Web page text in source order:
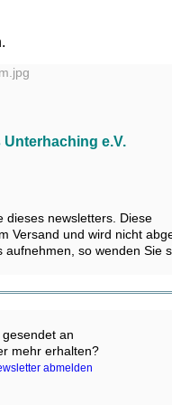
Unterhaching e.V.
dieses newsletters. Diese
Versand und wird nicht
so wenden Sie
an
mehr erhalten?
abmelden